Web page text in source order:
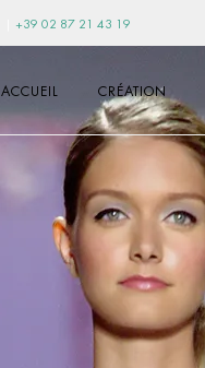
+39 02 87 21 43 19
ACCUEIL CRÉATION